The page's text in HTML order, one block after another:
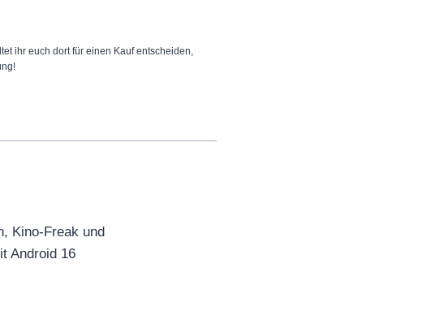
ihr euch dort für einen Kauf entscheiden,
Kino-Freak und
Android 16